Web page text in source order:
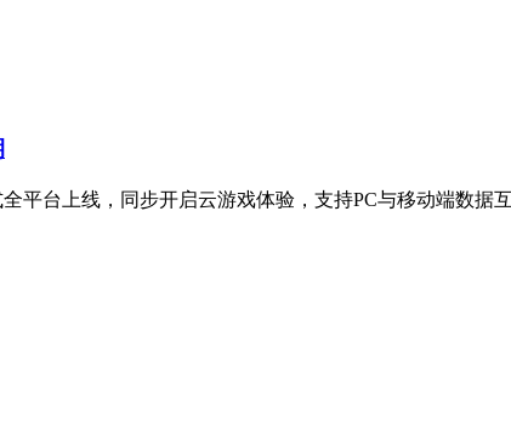
平台上线，同步开启云游戏体验，支持PC与移动端数据